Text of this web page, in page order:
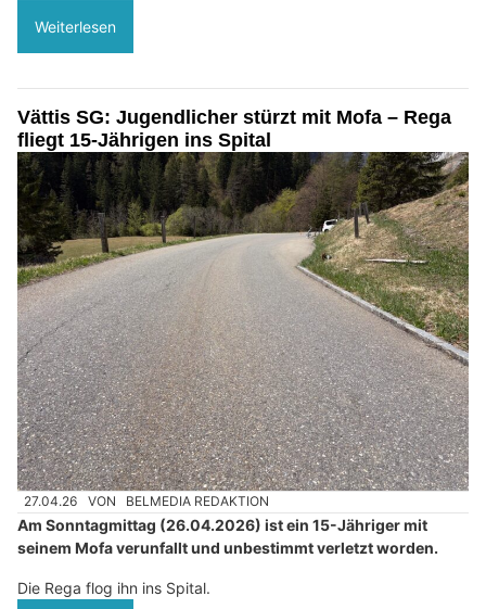
Weiterlesen
Vättis SG: Jugendlicher stürzt mit Mofa – Rega
fliegt 15-Jährigen ins Spital
27.04.26 VON BELMEDIA REDAKTION
Am Sonntagmittag (26.04.2026) ist ein 15-Jähriger mit
seinem Mofa verunfallt und unbestimmt verletzt worden.
Die Rega flog ihn ins Spital.